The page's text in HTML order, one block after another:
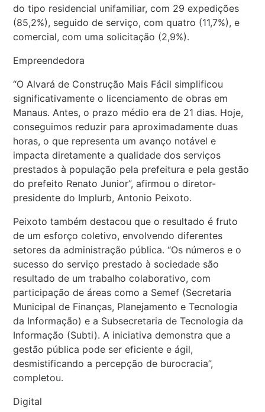
do tipo residencial unifamiliar, com 29 expedições
(85,2%), seguido de serviço, com quatro (11,7%), e
comercial, com uma solicitação (2,9%).
Empreendedora
“O Alvará de Construção Mais Fácil simplificou
significativamente o licenciamento de obras em
Manaus. Antes, o prazo médio era de 21 dias. Hoje,
conseguimos reduzir para aproximadamente duas
horas, o que representa um avanço notável e
impacta diretamente a qualidade dos serviços
prestados à população pela prefeitura e pela gestão
do prefeito Renato Junior”, afirmou o diretor-
presidente do Implurb, Antonio Peixoto.
Peixoto também destacou que o resultado é fruto
de um esforço coletivo, envolvendo diferentes
setores da administração pública. “Os números e o
sucesso do serviço prestado à sociedade são
resultado de um trabalho colaborativo, com
participação de áreas como a Semef (Secretaria
Municipal de Finanças, Planejamento e Tecnologia
da Informação) e a Subsecretaria de Tecnologia da
Informação (Subti). A iniciativa demonstra que a
gestão pública pode ser eficiente e ágil,
desmistificando a percepção de burocracia”,
completou.
Digital